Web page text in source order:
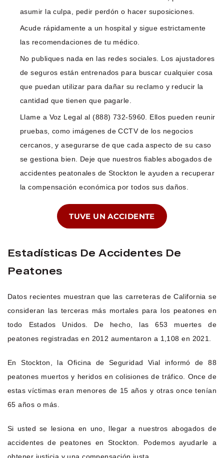
asumir la culpa, pedir perdón o hacer suposiciones.
Acude rápidamente a un hospital y sigue estrictamente
las recomendaciones de tu médico.
No publiques nada en las redes sociales. Los ajustadores
de seguros están entrenados para buscar cualquier cosa
que puedan utilizar para dañar su reclamo y reducir la
cantidad que tienen que pagarle.
Llame a Voz Legal al (888) 732-5960. Ellos pueden reunir
pruebas, como imágenes de CCTV de los negocios
cercanos, y asegurarse de que cada aspecto de su caso
se gestiona bien. Deje que nuestros fiables abogados de
accidentes peatonales de Stockton le ayuden a recuperar
la compensación económica por todos sus daños.
TUVE UN ACCIDENTE
Estadísticas De Accidentes De
Peatones
Datos recientes muestran que las carreteras de California se
consideran las terceras más mortales para los peatones en
todo Estados Unidos. De hecho, las 653 muertes de
peatones registradas en 2012 aumentaron a 1,108 en 2021.
En Stockton, la Oficina de Seguridad Vial informó de 88
peatones muertos y heridos en colisiones de tráfico. Once de
estas víctimas eran menores de 15 años y otras once tenían
65 años o más.
Si usted se lesiona en uno, llegar a nuestros abogados de
accidentes de peatones en Stockton. Podemos ayudarle a
obtener justicia y una compensación justa.